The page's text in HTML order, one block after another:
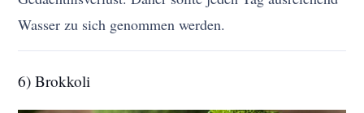
Wasser zu sich genommen werden.
6) Brokkoli